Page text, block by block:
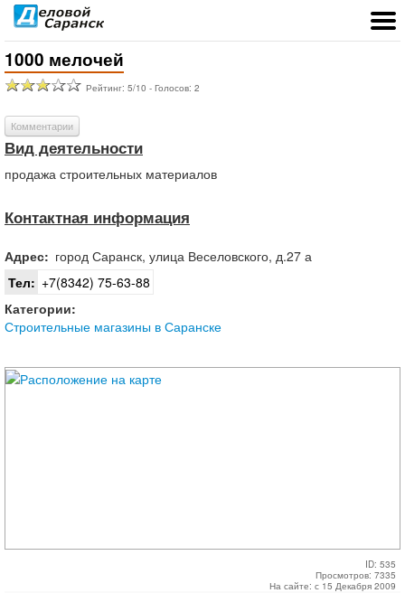
1000 мелочей
Рейтинг: 5/10 - Голосов: 2
Комментарии
Вид деятельности
продажа строительных материалов
Контактная информация
Адрес: город Саранск, улица Веселовского, д.27 а
Тел: +7(8342) 75-63-88
Категории:
Строительные магазины в Саранске
ID: 535
Просмотров: 7335
На сайте: с 15 Декабря 2009